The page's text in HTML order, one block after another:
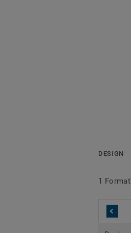
DESIGN
1 Format